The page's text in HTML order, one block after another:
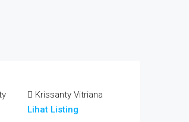
Krissanty Vitriana
Lihat Listing